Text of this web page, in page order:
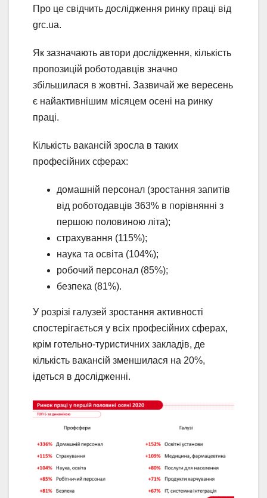
Про це свідчить дослідження ринку праці від
grc.ua.
Як зазначають автори дослідження, кількість
пропозицій роботодавців значно
збільшилася в жовтні. Зазвичай же вересень
є найактивнішим місяцем осені на ринку
праці.
Кількість вакансій зросла в таких
професійних сферах:
домашній персонал (зростання запитів
від роботодавців 363% в порівнянні з
першою половиною літа);
страхування (115%);
наука та освіта (104%);
робочий персонал (85%);
безпека (81%).
У розрізі галузей зростання активності
спостерігається у всіх професійних сферах,
крім готельно-туристичних закладів, де
кількість вакансій зменшилася на 20%,
ідеться в дослідженні.